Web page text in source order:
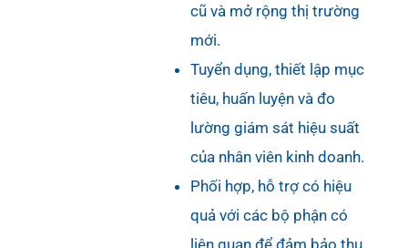
cũ và mở rộng thị trường
mới.
Tuyển dụng, thiết lập mục
tiêu, huấn luyện và đo
lường giám sát hiệu suất
của nhân viên kinh doanh.
Phối hợp, hỗ trợ có hiệu
quả với các bộ phận có
liên quan để đảm bảo thu